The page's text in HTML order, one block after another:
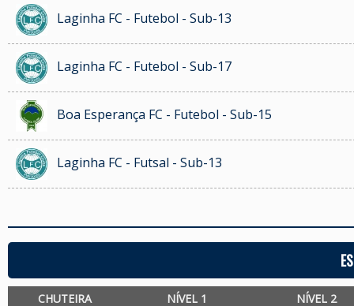
Laginha FC - Futebol - Sub-13
Laginha FC - Futebol - Sub-17
Boa Esperança FC - Futebol - Sub-15
Laginha FC - Futsal - Sub-13
CHUTEIRA NÍVEL 1 NÍVEL 2